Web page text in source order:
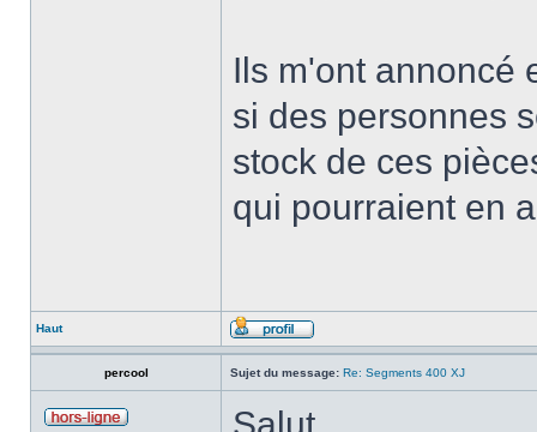
Ils m'ont annoncé
si des personnes
stock de ces
qui pourraient en
Haut
percool Sujet du message: Re: Segments 400 XJ